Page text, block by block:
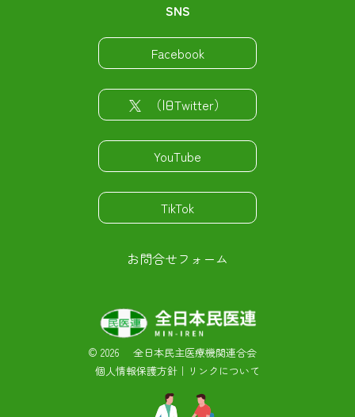
SNS
Facebook
（旧Twitter）
YouTube
TikTok
お問合せフォーム
© 2026 全日本民主医療機関連合会
個人情報保護方針 ｜ リンクについて